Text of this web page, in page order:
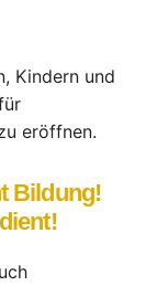
Kindern und
eröffnen.
Bildung!